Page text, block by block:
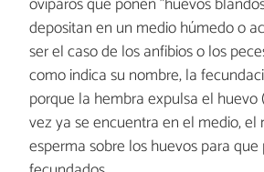
ovíparos que ponen "huevos
depositan en un medio húmedo o
ser el caso de los anfibios o los
como indica su nombre, la
porque la hembra expulsa el huevo
vez ya se encuentra en el medio, el
esperma sobre los huevos para